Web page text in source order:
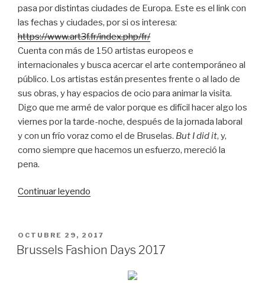
pasa por distintas ciudades de Europa. Este es el link con
las fechas y ciudades, por si os interesa:
https://www.art3f.fr/index.php/fr/
Cuenta con más de 150 artistas europeos e
internacionales y busca acercar el arte contemporáneo al
público. Los artistas están presentes frente o al lado de
sus obras, y hay espacios de ocio para animar la visita.
Digo que me armé de valor porque es difícil hacer algo los
viernes por la tarde-noche, después de la jornada laboral
y con un frío voraz como el de Bruselas. But I did it, y,
como siempre que hacemos un esfuerzo, mereció la
pena.
Continuar leyendo
arte
contemporáneo
PUBLICADO
EL
OCTUBRE 29, 2017
Brussels Fashion Days 2017